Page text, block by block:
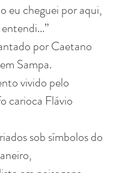
eu cheguei por aqui,
por Caetano
Sampa.
vivido pelo
carioca Flávio
sob símbolos do